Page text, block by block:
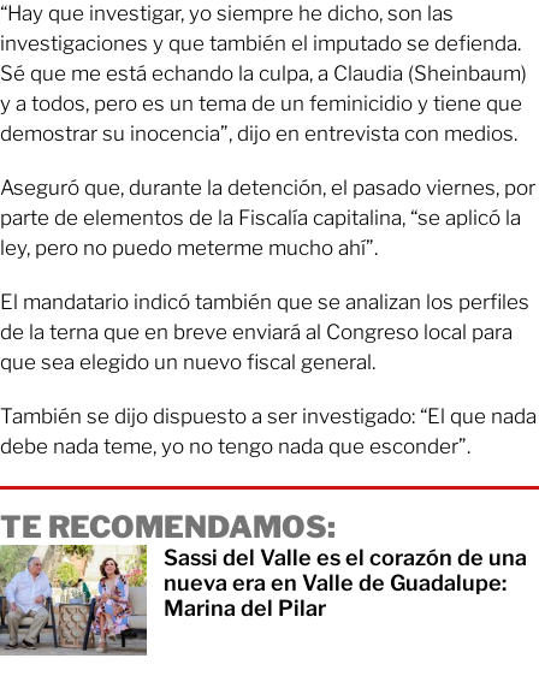
“Hay que investigar, yo siempre he dicho, son las
investigaciones y que también el imputado se defienda.
Sé que me está echando la culpa, a Claudia (Sheinbaum)
y a todos, pero es un tema de un feminicidio y tiene que
demostrar su inocencia”, dijo en entrevista con medios.
Aseguró que, durante la detención, el pasado viernes, por
parte de elementos de la Fiscalía capitalina, “se aplicó la
ley, pero no puedo meterme mucho ahí”.
El mandatario indicó también que se analizan los perfiles
de la terna que en breve enviará al Congreso local para
que sea elegido un nuevo fiscal general.
También se dijo dispuesto a ser investigado: “El que nada
debe nada teme, yo no tengo nada que esconder”.
TE RECOMENDAMOS:
Sassi del Valle es el corazón de una
nueva era en Valle de Guadalupe:
Marina del Pilar